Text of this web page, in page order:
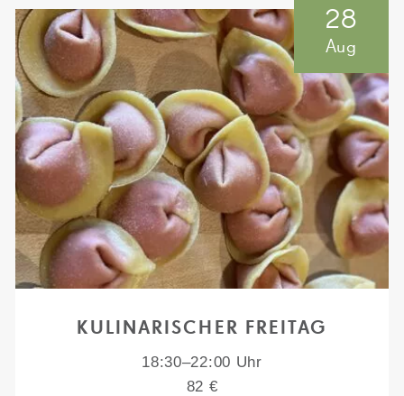
28
Aug
KULINARISCHER FREITAG
18:30–22:00 Uhr
82 €